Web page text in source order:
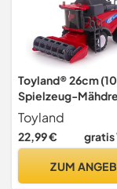
Toyland® 26cm
Spielzeug-
Maßstab 1:32 –
Teilen –
Toyland
22,99 € gratis
ZUM